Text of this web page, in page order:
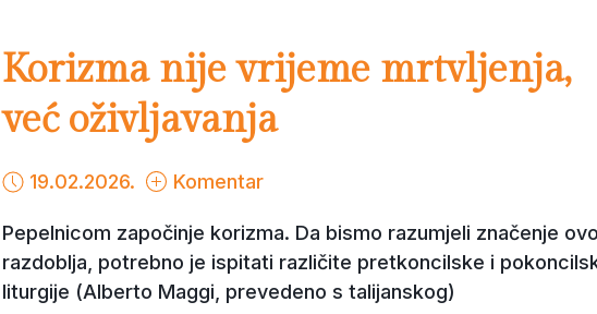
Korizma nije vrijeme mrtvljenja,
već oživljavanja
19.02.2026. Komentar
Pepelnicom započinje korizma. Da bismo razumjeli značenje
razdoblja, potrebno je ispitati različite pretkoncilske i
liturgije (Alberto Maggi, prevedeno s talijanskog)